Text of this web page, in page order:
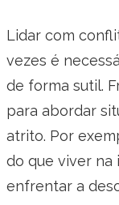
Lidar com
vezes é
de forma sutil.
para abordar
atrito. Por
do que viver na
enfrentar a